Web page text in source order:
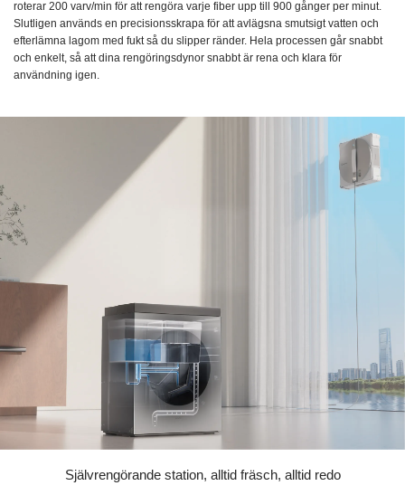
roterar 200 varv/min för att rengöra varje fiber upp till 900 gånger per minut.
Slutligen används en precisionsskrapa för att avlägsna smutsigt vatten och
efterlämna lagom med fukt så du slipper ränder. Hela processen går snabbt
och enkelt, så att dina rengöringsdynor snabbt är rena och klara för
användning igen.
Självrengörande station, alltid fräsch, alltid redo